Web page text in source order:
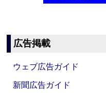
広告掲載
ウェブ広告ガイド
新聞広告ガイド